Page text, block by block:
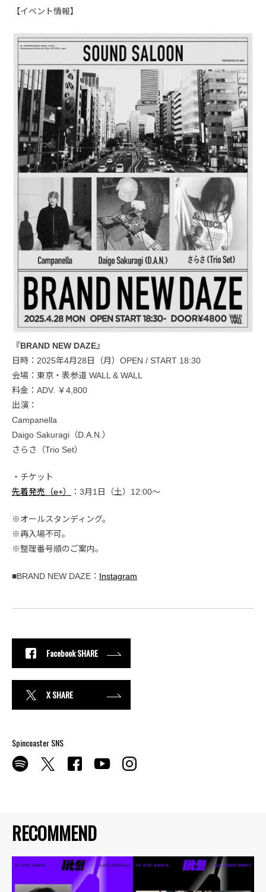
RECOMMEND
【イベント情報】
『BRAND NEW DAZE』
日時：2025年4月28日（月）OPEN / START 18:30
会場：東京・表参道 WALL & WALL
料金：ADV. ￥4,800
出演：
Campanella
Daigo Sakuragi（D.A.N.）
さらさ（Trio Set）
・チケット
先着発売（e+）
：3月1日（土）12:00～
※オールスタンディング。
※再入場不可。
※整理番号順のご案内。
■BRAND NEW DAZE： Instagram
Facebook SHARE
X SHARE
Spincoaster SNS